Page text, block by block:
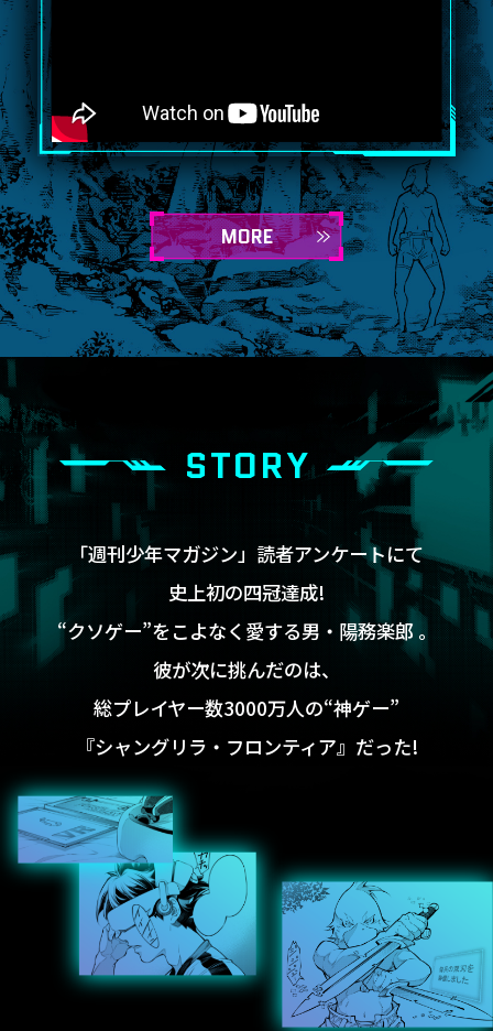
MORE
STORY
「週刊少年マガジン」読者アンケートにて
史上初の四冠達成!
“クソゲー”をこよなく愛する男・陽務楽郎 。
彼が次に挑んだのは、
総プレイヤー数3000万人の“神ゲー”
『シャングリラ・フロンティア』だった!